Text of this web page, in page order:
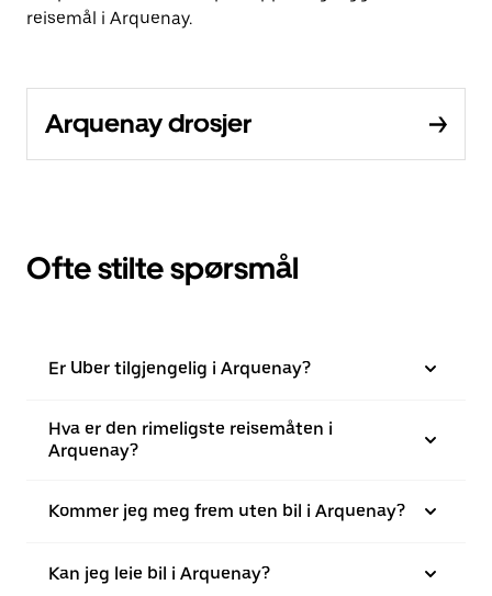
reisemål i Arquenay.
Arquenay drosjer
Ofte stilte spørsmål
Er Uber tilgjengelig i Arquenay?
Hva er den rimeligste reisemåten i
Arquenay?
Kommer jeg meg frem uten bil i Arquenay?
Kan jeg leie bil i Arquenay?